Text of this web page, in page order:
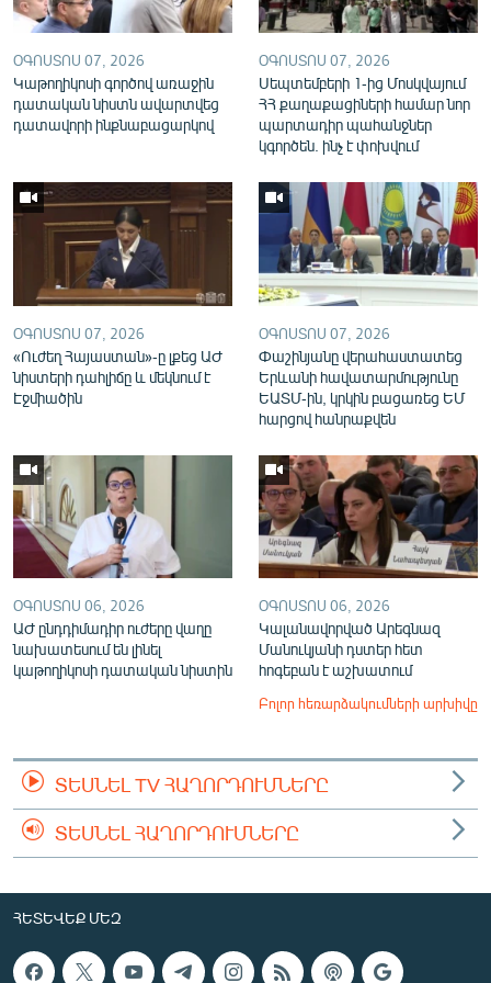
English
Русский
ՀԵՏԵՎԵՔ ՄԵԶ
«Ազատության» բոլոր կայքերը
ՕԳՈՍՏՈՍ 07, 2026
Կաթողիկոսի գործով առաջին
դատական նիստն ավարտվեց
դատավորի ինքնաբացարկով
ՕԳՈՍՏՈՍ 07, 2026
Սեպտեմբերի 1-ից Մոսկվայում
ՀՀ քաղաքացիների համար նոր
պարտադիր պահանջներ
կգործեն. ինչ է փոխվում
ՕԳՈՍՏՈՍ 07, 2026
«Ուժեղ Հայաստան»-ը լքեց ԱԺ
նիստերի դահլիճը և մեկնում է
Էջմիածին
ՕԳՈՍՏՈՍ 07, 2026
Փաշինյանը վերահաստատեց
Երևանի հավատարմությունը
ԵԱՏՄ-ին, կրկին բացառեց ԵՄ
հարցով հանրաքվեն
ՕԳՈՍՏՈՍ 06, 2026
ԱԺ ընդդիմադիր ուժերը վաղը
նախատեսում են լինել
կաթողիկոսի դատական նիստին
ՕԳՈՍՏՈՍ 06, 2026
Կալանավորված Արեգնազ
Մանուկյանի դստեր հետ
հոգեբան է աշխատում
Բոլոր հեռարձակումների արխիվը
ՏԵՍՆԵԼ TV ՀԱՂՈՐԴՈՒՄՆԵՐԸ
ՏԵՍՆԵԼ ՀԱՂՈՐԴՈՒՄՆԵՐԸ
ՀԵՏԵՎԵՔ ՄԵԶ